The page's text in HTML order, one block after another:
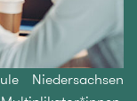
Niedersachsen